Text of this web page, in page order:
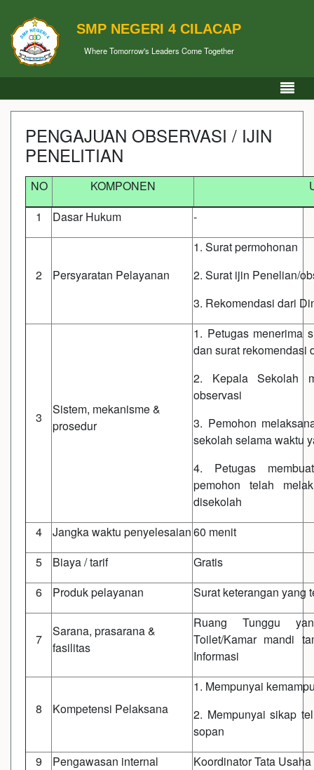
SMP NEGERI 4 CILACAP
Where Tomorrow's Leaders Come Together
PENGAJUAN OBSERVASI / IJIN
PENELITIAN
NO KOMPONEN
1
Dasar Hukum -
2 Persyaratan Pelayanan
1. Surat permohonan
2. Surat ijin Penelian/
3. Rekomendasi dari
3
Sistem, mekanisme &
prosedur
1. Petugas menerima
dan surat rekomendasi
2. Kepala Sekolah
observasi
3. Pemohon
sekolah selama waktu
4. Petugas
pemohon telah
disekolah
4
Jangka waktu penyelesaian60 menit
5
Biaya / tarif
Gratis
6
Produk pelayanan Surat keterangan yang
7
Sarana, prasarana &
fasilitas
Ruang Tunggu
Toilet/Kamar mandi
Informasi
8 Kompetensi Pelaksana
1. Mempunyai
2. Mempunyai sikap
sopan
9
Pengawasan internal Koordinator Tata Usaha